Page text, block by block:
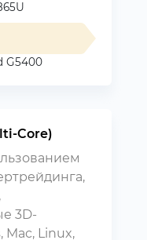
G5400
Core)
3D-
Linux,